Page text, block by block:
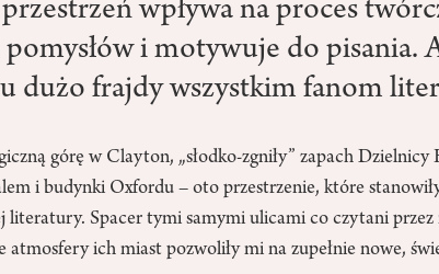
wpływa na proces
pomysłów i motywuje do pisania.
dużo frajdy wszystkim fanom
górę w Clayton, „słodko-zgniły” zapach
i budynki Oxfordu – oto przestrzenie, które
literatury. Spacer tymi samymi ulicami co czytani
atmosfery ich miast pozwoliły mi na zupełnie nowe,